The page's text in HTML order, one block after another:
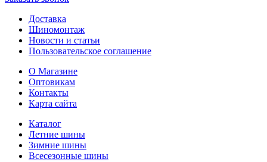
Доставка
Шиномонтаж
Новости и статьи
Пользовательское соглашение
О Магазине
Оптовикам
Контакты
Карта сайта
Каталог
Летние шины
Зимние шины
Всесезонные шины